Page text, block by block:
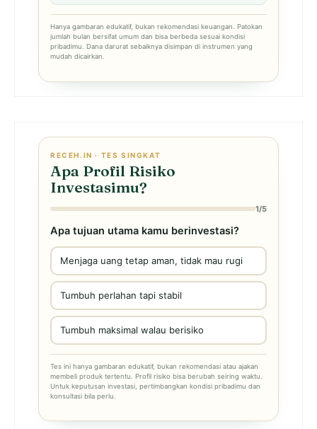
Hanya gambaran edukatif, bukan rekomendasi keuangan. Patokan
jumlah bulan bersifat umum dan bisa berbeda sesuai kondisi
pribadimu. Dana darurat sebaiknya disimpan di instrumen yang
mudah dicairkan.
RECEH.IN · TES SINGKAT
Apa Profil Risiko
Investasimu?
1/5
Apa tujuan utama kamu berinvestasi?
Menjaga uang tetap aman, tidak mau rugi
Tumbuh perlahan tapi stabil
Tumbuh maksimal walau berisiko
Tes ini hanya gambaran edukatif, bukan rekomendasi atau ajakan
membeli produk tertentu. Profil risiko bisa berubah seiring waktu.
Untuk keputusan investasi, pertimbangkan kondisi pribadimu dan
konsultasi bila perlu.